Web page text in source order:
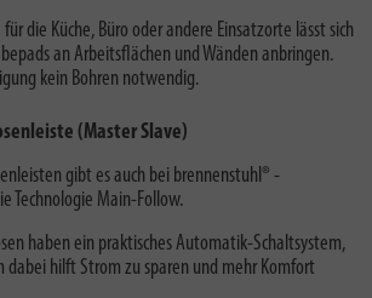
die Küche, Büro oder andere Einsatzorte lässt sich
an Arbeitsflächen und Wänden anbringen.
kein Bohren notwendig.
(Master Slave)
gibt es auch bei brennenstuhl® -
Technologie Main-Follow.
haben ein praktisches Automatik-Schaltsystem,
dabei hilft Strom zu sparen und mehr Komfort